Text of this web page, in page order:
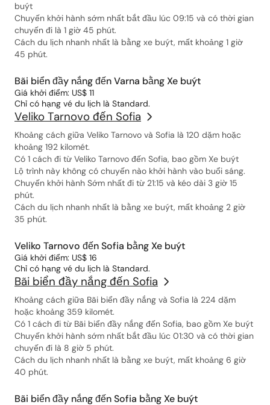
buýt
Chuyến khởi hành sớm nhất bắt đầu lúc 09:15 và có thời gian
chuyến đi là 1 giờ 45 phút.
Cách du lịch nhanh nhất là bằng xe buýt, mất khoảng 1 giờ
45 phút.
Bãi biển đầy nắng đến Varna bằng Xe buýt
Giá khởi điểm: US$ 11
Chỉ có hạng vé du lịch là Standard.
Veliko Tarnovo đến Sofia
Khoảng cách giữa Veliko Tarnovo và Sofia là 120 dặm hoặc
khoảng 192 kilomét.
Có 1 cách đi từ Veliko Tarnovo đến Sofia, bao gồm Xe buýt
Lộ trình này không có chuyến nào khởi hành vào buổi sáng.
Chuyến khởi hành Sớm nhất đi từ 21:15 và kéo dài 3 giờ 15
phút.
Cách du lịch nhanh nhất là bằng xe buýt, mất khoảng 2 giờ
35 phút.
Veliko Tarnovo đến Sofia bằng Xe buýt
Giá khởi điểm: US$ 16
Chỉ có hạng vé du lịch là Standard.
Bãi biển đầy nắng đến Sofia
Khoảng cách giữa Bãi biển đầy nắng và Sofia là 224 dặm
hoặc khoảng 359 kilomét.
Có 1 cách đi từ Bãi biển đầy nắng đến Sofia, bao gồm Xe buýt
Chuyến khởi hành sớm nhất bắt đầu lúc 01:30 và có thời gian
chuyến đi là 8 giờ 5 phút.
Cách du lịch nhanh nhất là bằng xe buýt, mất khoảng 6 giờ
40 phút.
Bãi biển đầy nắng đến Sofia bằng Xe buýt